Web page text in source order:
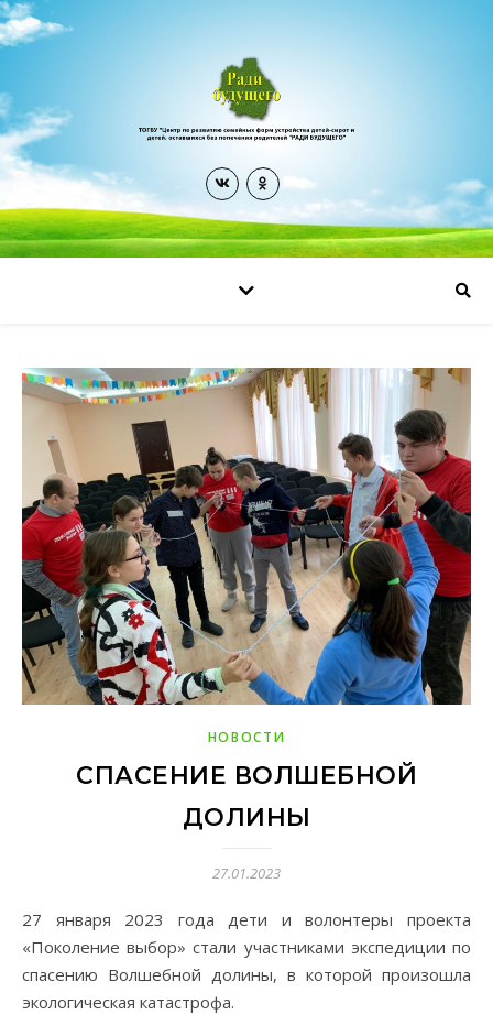
НОВОСТИ
СПАСЕНИЕ ВОЛШЕБНОЙ
ДОЛИНЫ
27.01.2023
27 января 2023 года дети и волонтеры проекта
«Поколение выбор» стали участниками экспедиции по
спасению Волшебной долины, в которой произошла
экологическая катастрофа.